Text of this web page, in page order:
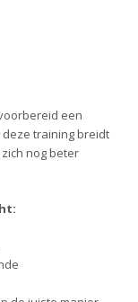
een
training breidt
nog beter